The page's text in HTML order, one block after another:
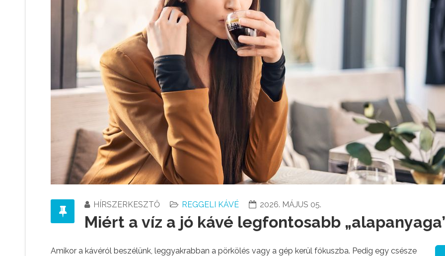
HÍRSZERKESZTŐ REGGELI KÁVÉ 2026. MÁJUS 05.
Miért a víz a jó kávé legfontosabb
Amikor a kávéról beszélünk, leggyakrabban a pörkölés vagy a gép kerül fókuszba. Pedig egy csésze